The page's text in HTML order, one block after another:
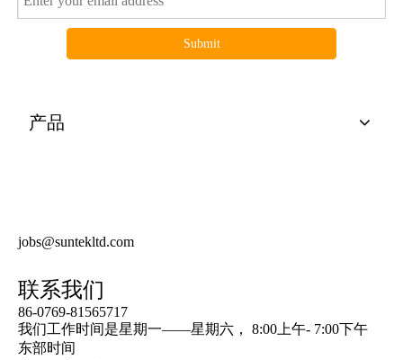
Submit
产品
jobs@suntekltd.com
联系我们
86-0769-81565717
我们工作时间是星期一——星期六， 8:00上午- 7:00下午
东部时间